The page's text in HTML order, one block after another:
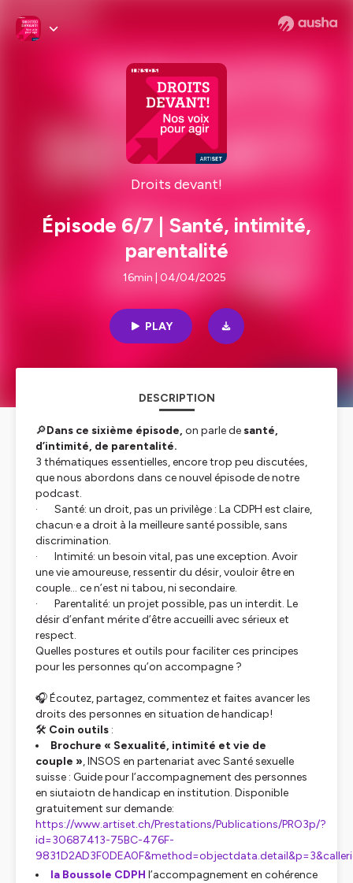
Droits devant!
Épisode 6/7 | Santé, intimité,
parentalité
16min | 04/04/2025
PLAY
DESCRIPTION
🔎Dans ce sixième épisode, on parle desanté,
d’intimité, de parentalité.
3 thématiques essentielles, encore trop peu discutées,
que nous abordons dans ce nouvel épisode de notre
podcast.
· Santé: un droit, pas un privilège : La CDPH est claire,
chacun·e a droit à la meilleure santé possible, sans
discrimination.
· Intimité: un besoin vital, pas une exception. Avoir
une vie amoureuse, ressentir du désir, vouloir être en
couple… ce n’est ni tabou, ni secondaire.
· Parentalité: un projet possible, pas un interdit. Le
désir d’enfant mérite d’être accueilli avec sérieux et
respect.
Quelles postures et outils pour faciliter ces principes
pour les personnes qu’on accompagne ?
🎧 Écoutez, partagez, commentez et faites avancer les
droits des personnes en situation de handicap!
🛠 Coin outils :
Brochure « Sexualité, intimité et vie de
couple », INSOS en partenariat avec Santé sexuelle
suisse : Guide pour l’accompagnement des personnes
en siutaiotn de handicap en institution. Disponible
gratuitement sur demande:
https://www.artiset.ch/Prestations/Publications/PRO3p/?
id=30687413-75BC-476F-
la Boussole CDPH l’accompagnement en cohérence